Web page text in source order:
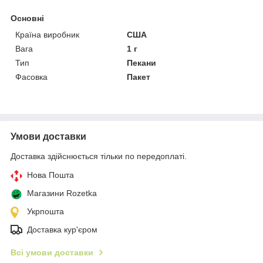
Основні
Країна виробник
США
Вага
1 г
Тип
Пекани
Фасовка
Пакет
Умови доставки
Доставка здійснюється тільки по передоплаті.
Нова Пошта
Магазини Rozetka
Укрпошта
Доставка кур'єром
Всі умови доставки